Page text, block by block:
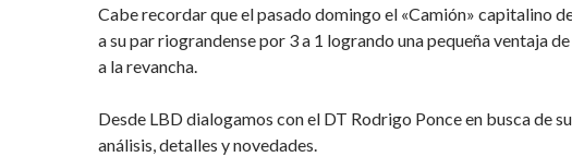
Cabe recordar que el pasado domingo el «Camión» capitalino
a su par riograndense por 3 a 1 logrando una pequeña ventaja
a la revancha.
Desde LBD dialogamos con el DT Rodrigo Ponce en busca de su
análisis, detalles y novedades.